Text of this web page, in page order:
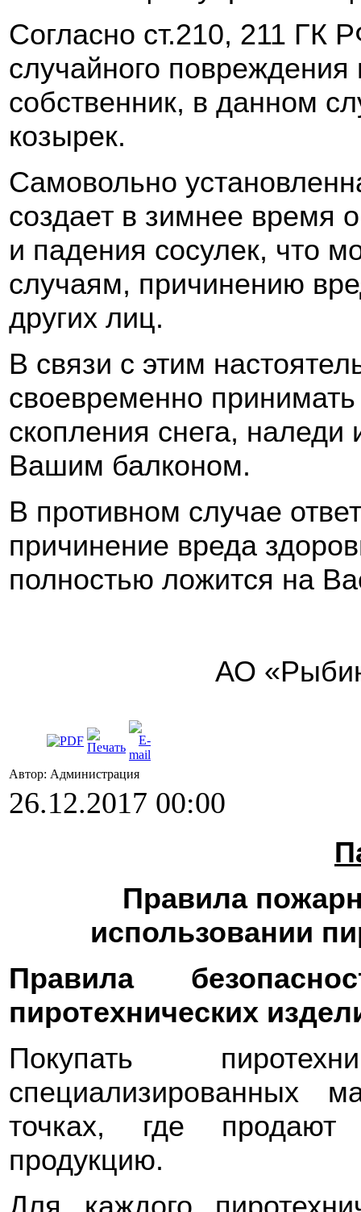
Согласно ст.210, 211 ГК
случайного
собственник, в данном
козырек.
Самовольно
создает в зимнее время
и падения сосулек, что
случаям, причинению
других лиц.
В связи с этим
своевременно
скопления снега, наледи
Вашим балконом.
В противном случае
причинение вреда
полностью ложится на
АО
Автор: Администрация
26.12.2017 00:00
Правила
использовании
Правила
пиротехнических
Покупать
специализированных
точках, где продают
продукцию.